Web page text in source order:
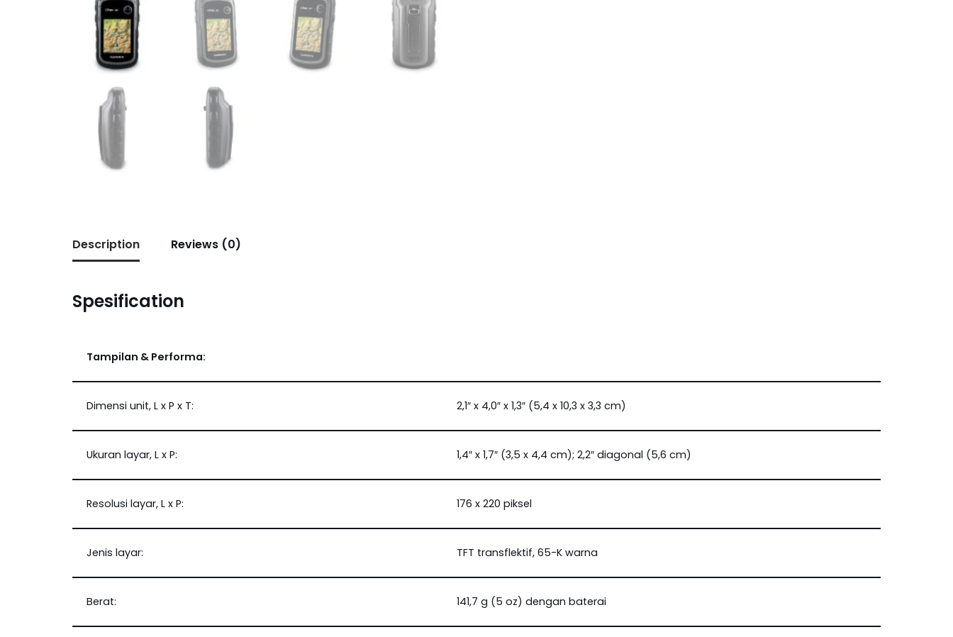
Description Reviews (0)
Spesification
Tampilan & Performa:
Dimensi unit, L x P x T: 2,1″ x 4,0″ x 1,3″ (5,4 x 10,3 x 3,3 cm)
Ukuran layar, L x P: 1,4″ x 1,7″ (3,5 x 4,4 cm); 2,2″ diagonal (5,6 cm)
Resolusi layar, L x P: 176 x 220 piksel
Jenis layar: TFT transflektif, 65-K warna
Berat: 141,7 g (5 oz) dengan baterai